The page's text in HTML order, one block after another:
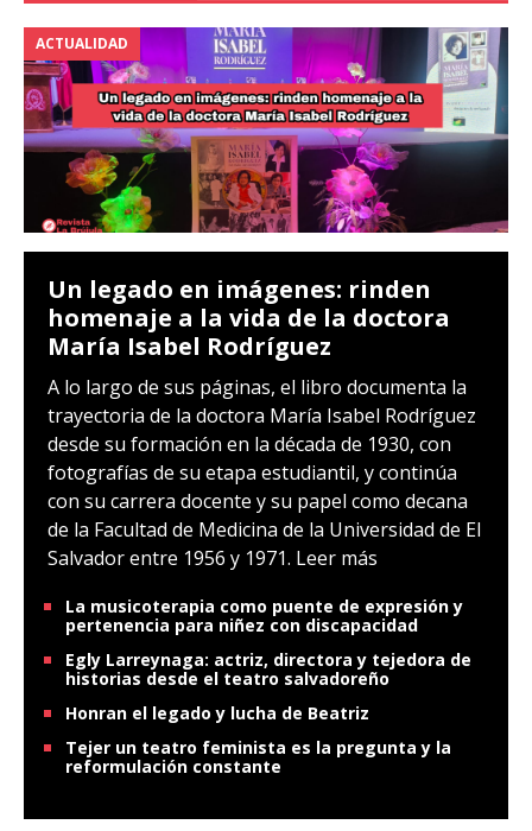
ACTUALIDAD
Un legado en imágenes: rinden
homenaje a la vida de la doctora
María Isabel Rodríguez
A lo largo de sus páginas, el libro documenta la
trayectoria de la doctora María Isabel Rodríguez
desde su formación en la década de 1930, con
fotografías de su etapa estudiantil, y continúa
con su carrera docente y su papel como decana
de la Facultad de Medicina de la Universidad de El
Salvador entre 1956 y 1971. Leer más
La musicoterapia como puente de expresión y
pertenencia para niñez con discapacidad
Egly Larreynaga: actriz, directora y tejedora de
historias desde el teatro salvadoreño
Honran el legado y lucha de Beatriz
Tejer un teatro feminista es la pregunta y la
reformulación constante